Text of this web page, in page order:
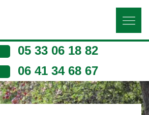
05 33 06 18 82
06 41 34 68 67